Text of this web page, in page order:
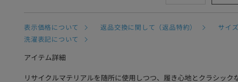
表示価格について 返品交換に関して（返品特約）
サイ
洗濯表記について
アイテム詳細
リサイクルマテリアルを随所に使用しつつ、履き心地とクラシック